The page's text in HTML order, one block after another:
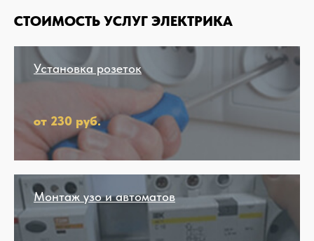
СТОИМОСТЬ УСЛУГ ЭЛЕКТРИКА
Установка розеток
от 230 руб.
Монтаж узо и автоматов